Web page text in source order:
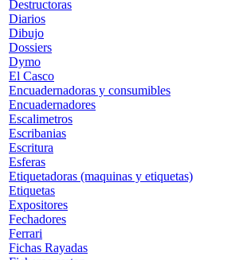
Destructoras
Diarios
Dibujo
Dossiers
Dymo
El Casco
Encuadernadoras y consumibles
Encuadernadores
Escalimetros
Escribanias
Escritura
Esferas
Etiquetadoras (maquinas y etiquetas)
Etiquetas
Expositores
Fechadores
Ferrari
Fichas Rayadas